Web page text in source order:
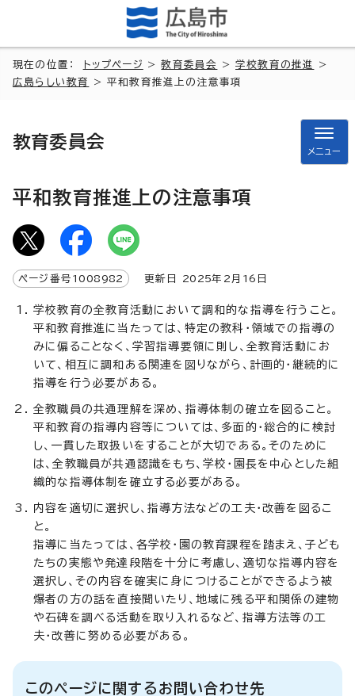
現在の位置： トップページ >教育委員会 >学校教育の推進
>
広島らしい教育
> 平和教育推進上の注意事項
教育委員会
メニュー
平和教育推進上の注意事項
ページ番号 1008982 更新日 2025年2月 16 日
学校教育の全教育活動において調和的な指導を行うこと。
平和教育推進に当たっては、特定の教科・領域での指導の
みに偏ることなく、学習指導要領に則し、全教育活動にお
いて、相互に調和ある関連を図りながら、計画的・継続的に
指導を行う必要がある。
全教職員の共通理解を深め、指導体制の確立を図ること。
平和教育の指導内容等については、多面的・総合的に検討
し、一貫した取扱いをすることが大切である。そのために
は、全教職員が共通認識をもち、学校・園長を中心とした組
織的な指導体制を確立する必要がある。
内容を適切に選択し、指導方法などの工夫・改善を図るこ
と。
指導に当たっては、各学校・園の教育課程を踏まえ、子ども
たちの実態や発達段階を十分に考慮し、適切な指導内容を
選択し、その内容を確実に身につけることができるよう被
爆者の方の話を直接聞いたり、地域に残る平和関係の建物
や石碑を調べる活動を取り入れるなど、指導方法等の工
夫・改善に努める必要がある。
このページに関するお問い合わせ先